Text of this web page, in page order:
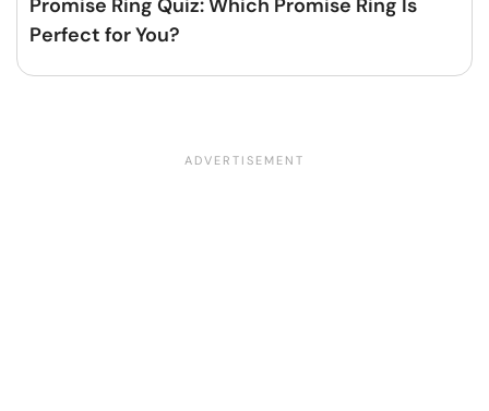
Promise Ring Quiz: Which Promise Ring Is
Perfect for You?